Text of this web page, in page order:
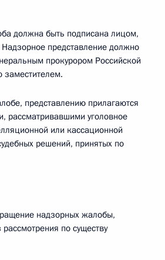
должна быть подписана лицом,
представление должно
прокурором Российской
заместителем.
представлению прилагаются
рассматривавшими уголовное
или кассационной
решений, принятых по
надзорных жалобы,
по существу